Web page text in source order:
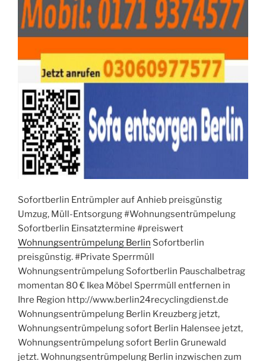
Sofortberlin Entrümpler auf Anhieb preisgünstig
Umzug, Müll-Entsorgung #Wohnungsentrümpelung
Sofortberlin Einsatztermine #preiswert
Wohnungsentrümpelung Berlin Sofortberlin
preisgünstig. #Private Sperrmüll
Wohnungsentrümpelung Sofortberlin Pauschalbetrag
momentan 80 € Ikea Möbel Sperrmüll entfernen in
Ihre Region http://www.berlin24recyclingdienst.de
Wohnungsentrümpelung Berlin Kreuzberg jetzt,
Wohnungsentrümpelung sofort Berlin Halensee jetzt,
Wohnungsentrümpelung sofort Berlin Grunewald
jetzt. Wohnungsentrümpelung Berlin inzwischen zum